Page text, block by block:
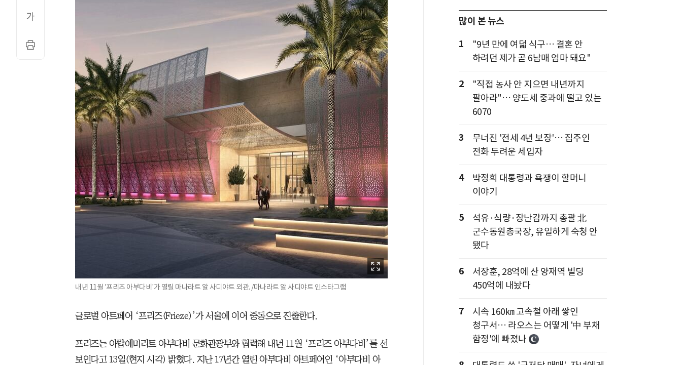
내년 11월 '프리즈 아부다비'가 열릴 마나라트 알 사디야트 외관. /마나라트 알 사디야트 인스타그램
글로벌 아트페어 ‘프리즈(Frieze)’가 서울에 이어 중동으로 진출한다.
프리즈는 아랍에미리트 아부다비 문화관광부와 협력해 내년 11월 ‘프리즈 아부다비’를 선
보인다고 13일(현지 시각) 밝혔다. 지난 17년간 열린 아부다비 아트페어인 ‘아부다비 아
많이 본 뉴스
1
"9년 만에 여덟 식구… 결혼 안
하려던 제가 곧 6남매 엄마 돼요"
2
"직접 농사 안 지으면 내년까지
팔아라"… 양도세 중과에 떨고 있는
6070
3
무너진 '전세 4년 보장'… 집주인
전화 두려운 세입자
4
박정희 대통령과 욕쟁이 할머니
이야기
5
석유·식량·장난감까지 총괄 北
군수동원총국장, 유일하게 숙청 안
됐다
6
서장훈, 28억에 산 양재역 빌딩
450억에 내놨다
7
시속 160㎞ 고속철 아래 쌓인
청구서… 라오스는 어떻게 '中 부채
함정'에 빠졌나